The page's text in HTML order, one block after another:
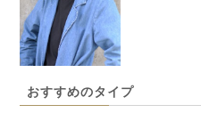
おすすめのタイプ